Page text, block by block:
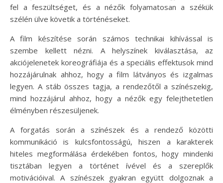
fel a feszültséget, és a nézők folyamatosan a székük
szélén ülve követik a történéseket.
A film készítése során számos technikai kihívással is
szembe kellett nézni. A helyszínek kiválasztása, az
akciójelenetek koreográfiája és a speciális effektusok mind
hozzájárulnak ahhoz, hogy a film látványos és izgalmas
legyen. A stáb összes tagja, a rendezőtől a színészekig,
mind hozzájárul ahhoz, hogy a nézők egy felejthetetlen
élményben részesüljenek.
A forgatás során a színészek és a rendező közötti
kommunikáció is kulcsfontosságú, hiszen a karakterek
hiteles megformálása érdekében fontos, hogy mindenki
tisztában legyen a történet ívével és a szereplők
motivációival. A színészek gyakran együtt dolgoznak a